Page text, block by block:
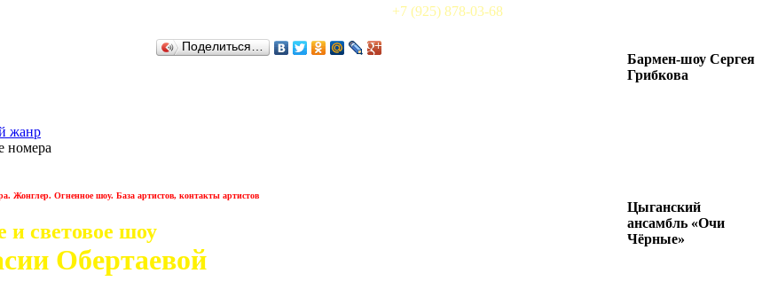
+7 (925) 878-03-68
Поделиться…
жанр
номера
Жонглер. Огненное шоу. База артистов, контакты артистов
и световое шоу
Обертаевой
Бармен-шоу Сергея
Грибкова
Цыганский
ансамбль «Очи
Чёрные»